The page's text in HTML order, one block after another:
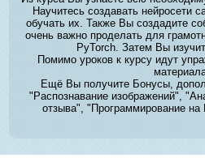
Научитесь создавать нейросети
обучать их. Также Вы создадите
очень важно проделать для
PyTorch. Затем Вы
Помимо уроков к курсу идут
Ещё Вы получите Бонусы,
"Распознавание изображений",
отзыва", "Программирование